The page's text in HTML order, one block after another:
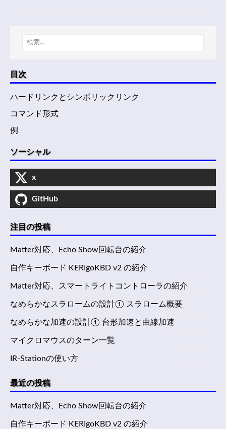
目次
ハードリンクとシンボリックリンク
コマンド形式
例
ソーシャル
x
GitHub
注目の投稿
Matter対応、Echo Show回転台の紹介
自作キーボード KERIgoKBD v2 の紹介
Matter対応、スマートライトコントローラの紹介
なめらかなスラロームの設計① スラローム概要
なめらかな加速の設計① 台形加速と曲線加速
マイクロマウスのターン一覧
IR-Stationの使い方
最近の投稿
Matter対応、Echo Show回転台の紹介
自作キーボード KERIgoKBD v2 の紹介